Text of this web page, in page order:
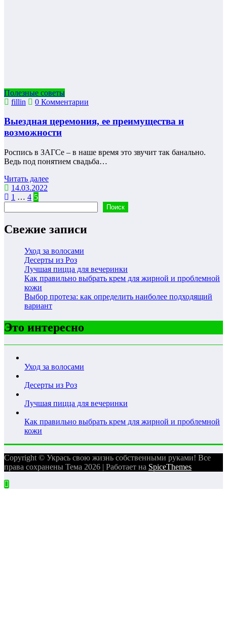
Полезные советы
fillin
0 Комментарии
Выездная церемония, ее преимущества и
возможности
Роспись в ЗАГСе – в наше время это звучит так банально.
Ведь под понятием свадьба…
Читать далее
14.03.2022
Пагинация
записей
1 … 4 5
Поиск
Свежие записи
Уход за волосами
Десерты из Роз
Лучшая пицца для вечеринки
Как правильно выбрать крем для жирной и проблемной
кожи
Выбор протеза: как определить наиболее подходящий
вариант
Это интересно
Уход за волосами
Десерты из Роз
Лучшая пицца для вечеринки
Как правильно выбрать крем для жирной и проблемной
кожи
Copyright © Укрась свою жизнь собственными руками! Все
права сохранены Тема 2026 | Работает на SpiceThemes